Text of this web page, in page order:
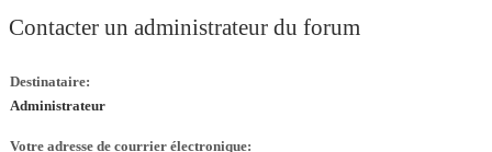
Contacter un administrateur du forum
Destinataire:
Administrateur
Votre adresse de courrier électronique: